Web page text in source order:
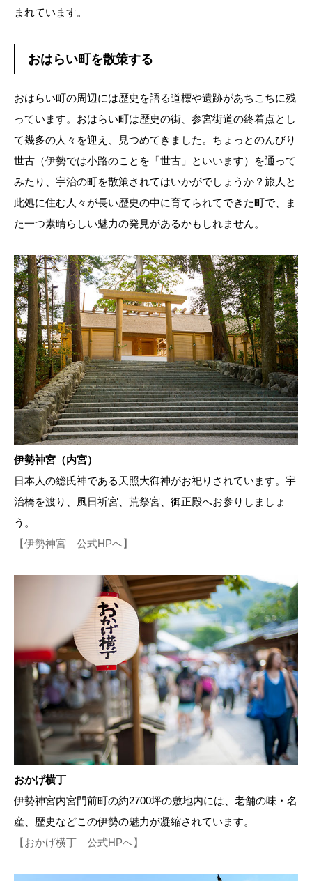
まれています。
おはらい町を散策する
おはらい町の周辺には歴史を語る道標や遺跡があちこちに残
っています。おはらい町は歴史の街、参宮街道の終着点とし
て幾多の人々を迎え、見つめてきました。ちょっとのんびり
世古（伊勢では小路のことを「世古」といいます）を通って
みたり、宇治の町を散策されてはいかがでしょうか？旅人と
此処に住む人々が長い歴史の中に育てられてできた町で、ま
た一つ素晴らしい魅力の発見があるかもしれません。
伊勢神宮（内宮）
日本人の総氏神である天照大御神がお祀りされています。宇
治橋を渡り、風日祈宮、荒祭宮、御正殿へお参りしましょ
う。
【伊勢神宮 公式HPへ】
おかげ横丁
伊勢神宮内宮門前町の約2700坪の敷地内には、老舗の味・名
産、歴史などこの伊勢の魅力が凝縮されています。
【おかげ横丁 公式HPへ】